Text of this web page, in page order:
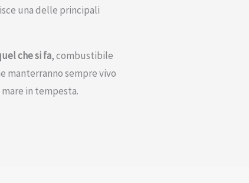
una delle principali
che si fa, combustibile
manterranno sempre vivo
in tempesta.